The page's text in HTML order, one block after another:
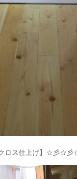
ロス仕上げ】☆彡☆